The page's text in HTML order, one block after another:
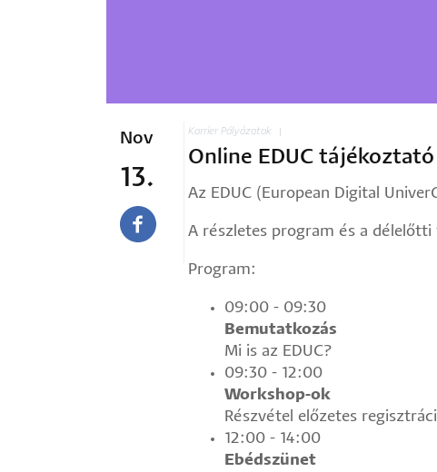
Nov
13.
Karrier Pályázatok
Online EDUC tájékoztató
Az EDUC (European Digital
A részletes program és a
Program:
09:00 - 09:30
Bemutatkozás
Mi is az EDUC?
09:30 - 12:00
Workshop-ok
Részvétel előzetes
12:00 - 14:00
Ebédszünet